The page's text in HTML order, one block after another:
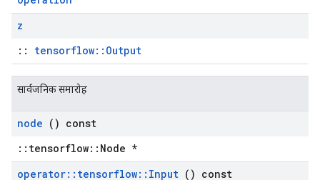
z
:: tensorflow::Output
सार्वजनिक समारोह
node () const
::tensorflow::Node *
operator:: tensorflow:: Input () const